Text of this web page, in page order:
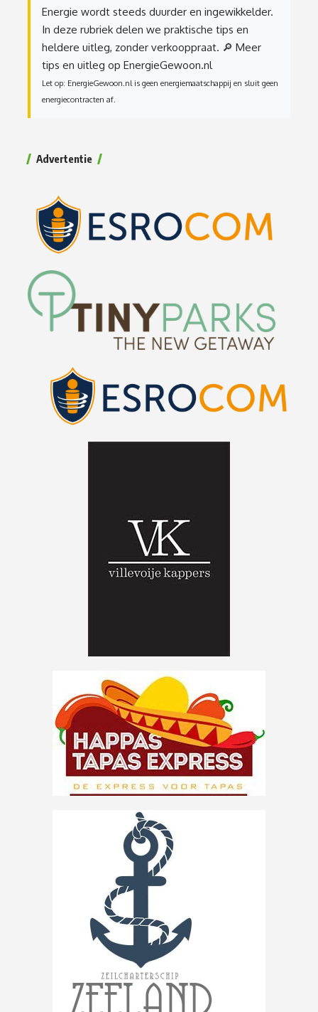
Energie wordt steeds duurder en ingewikkelder.
In deze rubriek delen we praktische tips en
heldere uitleg, zonder verkooppraat. 🔎 Meer
tips en uitleg op EnergieGewoon.nl
Let op: EnergieGewoon.nl is geen energiemaatschappij en sluit geen
energiecontracten af.
Advertentie